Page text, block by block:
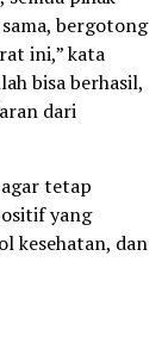
bergotong
ini,” kata
bisa berhasil,
dari
tetap
yang
kesehatan, dan